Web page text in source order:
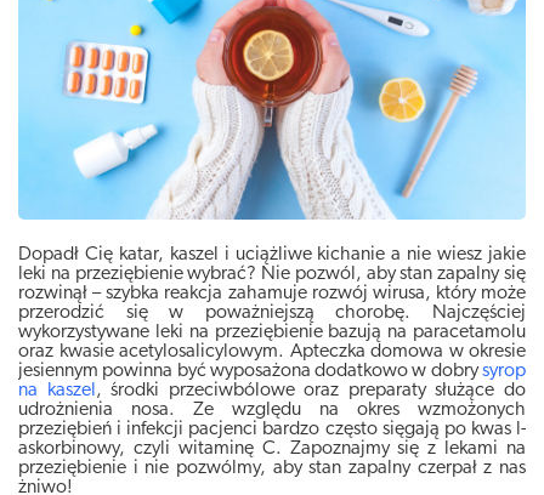
Dopadł Cię katar, kaszel i uciążliwe kichanie a nie wiesz jakie
leki na przeziębienie wybrać? Nie pozwól, aby stan zapalny się
rozwinął – szybka reakcja zahamuje rozwój wirusa, który może
przerodzić się w poważniejszą chorobę. Najczęściej
wykorzystywane leki na przeziębienie bazują na paracetamolu
oraz kwasie acetylosalicylowym. Apteczka domowa w okresie
jesiennym powinna być wyposażona dodatkowo w dobrysyrop
na kaszel , środki przeciwbólowe oraz preparaty służące do
udrożnienia nosa. Ze względu na okres wzmożonych
przeziębień i infekcji pacjenci bardzo często sięgają po kwas l-
askorbinowy, czyli witaminę C. Zapoznajmy się z lekami na
przeziębienie i nie pozwólmy, aby stan zapalny czerpał z nas
żniwo!